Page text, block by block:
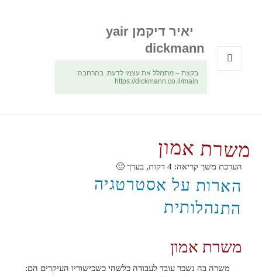
יאיר דיקמן yair
dickmann
בקצת – מתמלל את עצמי לדעת. בהרחבה:
https://dickmann.co.il/main
משרת אמון
הערכת משך קריאה: 4 דקות, בערך 🙂
הארות על אסטרטגיה
התנהלותית
משרת אמון
משרה בה נשכר עובד לעבודה כלשהי כשכישוריו העיקרים הם: